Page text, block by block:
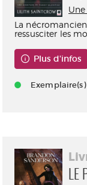
La
ressusciter les
Plus d'infos
LE